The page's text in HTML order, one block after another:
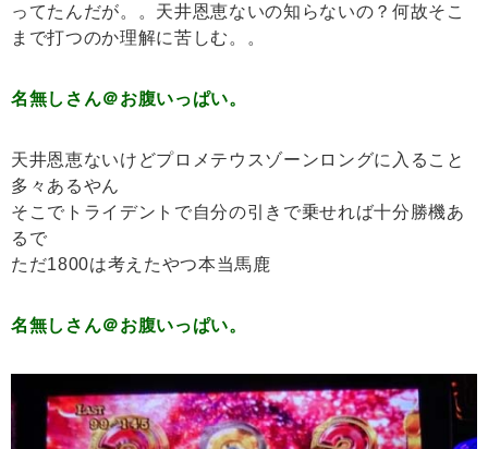
ってたんだが。。天井恩恵ないの知らないの？何故そこ
まで打つのか理解に苦しむ。。
名無しさん＠お腹いっぱい。
天井恩恵ないけどプロメテウスゾーンロングに入ること
多々あるやん
そこでトライデントで自分の引きで乗せれば十分勝機あ
るで
ただ1800は考えたやつ本当馬鹿
名無しさん＠お腹いっぱい。